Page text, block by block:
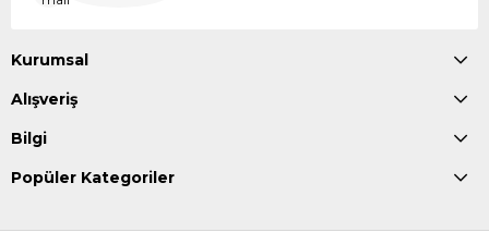
Kurumsal
Alışveriş
Bilgi
Popüler Kategoriler